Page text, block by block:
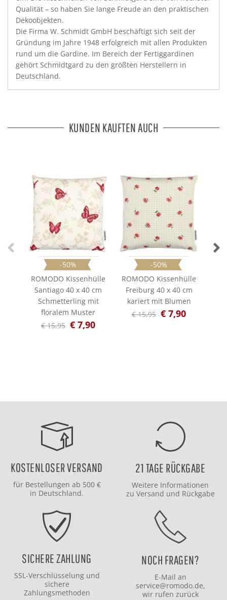
Qualität – so haben Sie lange Freude an den praktischen
Dekoobjekten.
Die Firma W. Schmidt GmbH beschäftigt sich seit der
Gründung im Jahre 1948 erfolgreich mit allen Produkten
rund um die Gardine. Im Bereich der Fertiggardinen
gehört Schmidtgard zu den größten Herstellern in
Deutschland.
KUNDEN KAUFTEN AUCH
-50%
ROMODO Kissenhülle
Santiago 40 x 40 cm
Schmetterling mit
floralem Muster
€ 15,95 € 7,90
-50%
ROMODO Kissenhülle
Freiburg 40 x 40 cm
kariert mit Blumen
€ 15,95 € 7,90
KOSTENLOSER VERSAND
für Bestellungen ab 500 €
in Deutschland.
21 TAGE RÜCKGABE
Weitere Informationen
zu Versand und Rückgabe
SICHERE ZAHLUNG
SSL-Verschlüsselung und
sichere
Zahlungsmethoden
NOCH FRAGEN?
E-Mail an
service@romodo.de,
wir rufen zurück